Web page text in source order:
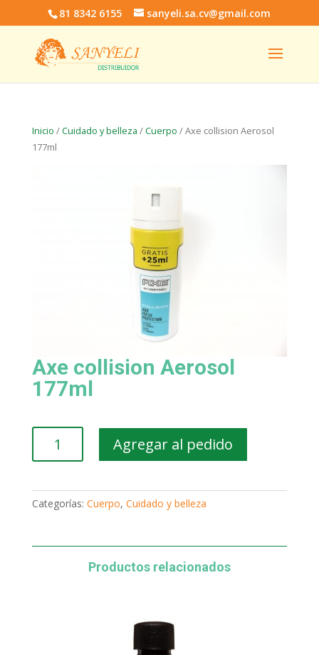
81 8342 6155 sanyeli.sa.cv@gmail.com
Inicio /Cuidado y belleza /Cuerpo / Axe collision Aerosol
177ml
Axe collision Aerosol
177ml
collision
cantidad
Agregar al pedido
Categorías: Cuerpo, Cuidado y belleza
Productos relacionados